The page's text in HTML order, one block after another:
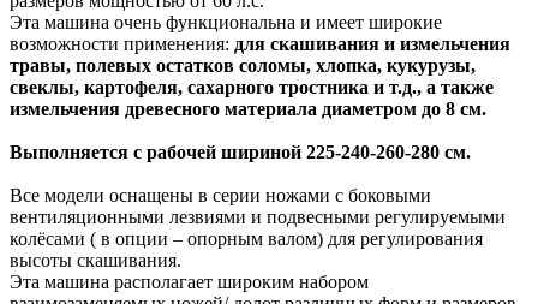
Эта машина очень функциональна и имеет широкие
возможности применения: для скашивания и измельчения
травы, полевых остатков соломы, хлопка, кукурузы,
свеклы, картофеля, сахарного тростника и т.д., а также
измельчения древесного материала диаметром до 8 см.
Выполняется с рабочей шириной 225-240-260-280 см.
Все модели оснащены в серии ножами с боковыми
вентиляционными лезвиями и подвесными регулируемыми
колёсами ( в опции – опорным валом) для регулирования
высоты скашивания.
Эта машина располагает широким набором